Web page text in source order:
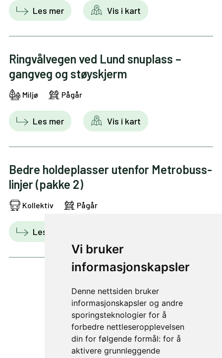
Vi bruker
informasjonskapsler
Denne nettsiden bruker
informasjonskapsler og andre
sporingsteknologier for å
forbedre nettleseropplevelsen
din for følgende formål: for å
aktivere grunnleggende
Les mer Vis i kart
Ringvålvegen ved Lund snuplass –
gangveg og støyskjerm
Miljø Pågår
Les mer Vis i kart
Bedre holdeplasser utenfor Metrobuss-
linjer (pakke 2)
Kollektiv Pågår
Les mer
5 av 47